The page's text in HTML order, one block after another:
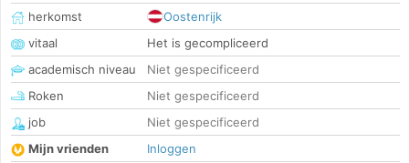
herkomst
Oostenrijk
vitaal
Het is gecompliceerd
academisch niveau
Niet gespecificeerd
Roken
Niet gespecificeerd
job
Niet gespecificeerd
Mijn vrienden
Inloggen